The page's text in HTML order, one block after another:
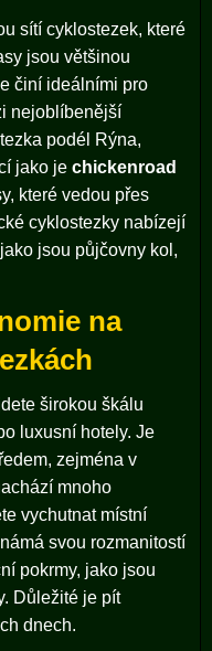
sítí cyklostezek, které
jsou většinou
činí ideálními pro
nejoblíbenější
podél Rýna,
jako je chickenroad
které vedou přes
cyklostezky nabízejí
jsou půjčovny kol,
na
širokou škálu
luxusní hotely. Je
zejména v
mnoho
vychutnat místní
svou rozmanitostí
pokrmy, jako jsou
Důležité je pít
dnech.